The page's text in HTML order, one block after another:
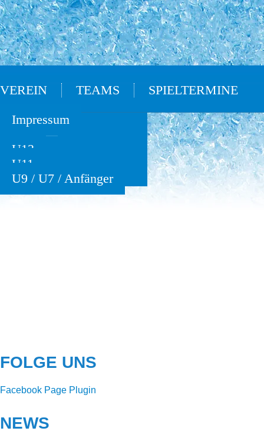
VEREIN TEAMS
Oldies
U13
U11
U9 / U7 / Anfänger
SPIELTERMINE
Impressum
FOLGE UNS
Facebook Page Plugin
NEWS